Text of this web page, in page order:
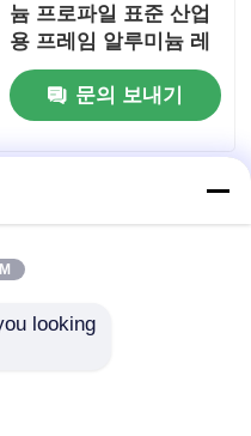
늄 프로파일 표준 산업
용 프레임 알루미늄 레
일 T-트랙 스트립 절단
및 굽힘 서비스
문의 보내기
looking